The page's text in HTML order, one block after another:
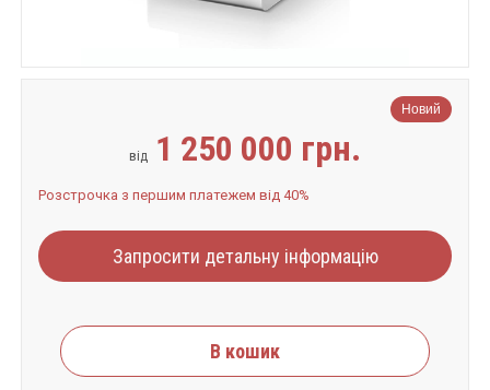
Новий
від 1 250 000 грн.
Розстрочка з першим платежем від 40%
Запросити детальну інформацію
В кошик